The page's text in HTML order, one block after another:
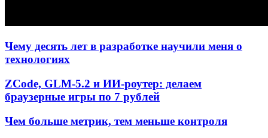
Чему десять лет в разработке научили меня о
технологиях
ZCode, GLM-5.2 и ИИ-роутер: делаем
браузерные игры по 7 рублей
Чем больше метрик, тем меньше контроля